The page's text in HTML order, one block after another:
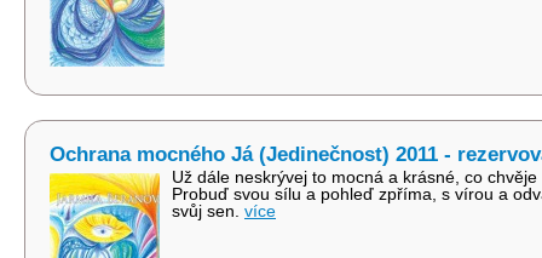
Ochrana mocného Já (Jedinečnost) 2011 -
Už dále neskrývej to mocná a krásné, co
Probuď svou sílu a pohleď zpříma, s vírou a
svůj sen. více